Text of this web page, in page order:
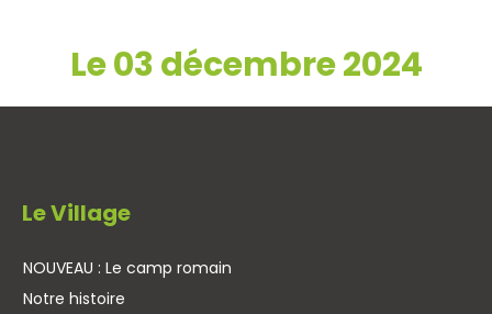
Le 03 décembre 2024
Le Village
NOUVEAU : Le camp romain
Notre histoire